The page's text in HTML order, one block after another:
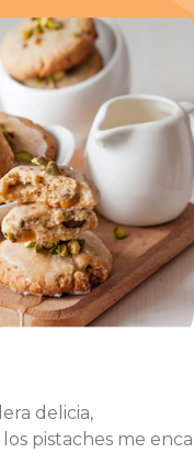
delicia,
los pistaches me